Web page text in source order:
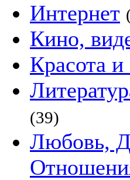
Интернет
Кино,
Красота
(39)
Любовь,